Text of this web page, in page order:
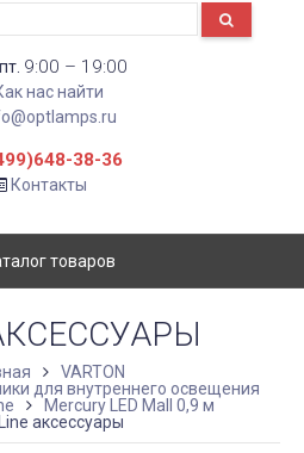
9:00 – 19:00
нас найти
38-36
Контакты
товаров
VARTON
для внутреннего освещения
Mercury LED Mall 0,9 м
аксессуары